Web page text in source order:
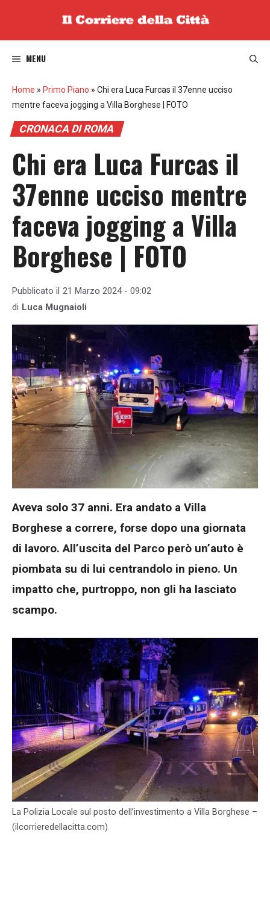
MENU
Home » Primo Piano » Chi era Luca Furcas il 37enne ucciso
mentre faceva jogging a Villa Borghese | FOTO
CRONACA DI ROMA
Chi era Luca Furcas il
37enne ucciso mentre
faceva jogging a Villa
Borghese | FOTO
Pubblicato il 21 Marzo 2024 - 09:02
di Luca Mugnaioli
Aveva solo 37 anni. Era andato a Villa
Borghese a correre, forse dopo una giornata
di lavoro. All’uscita del Parco però un’auto è
piombata su di lui centrandolo in pieno. Un
impatto che, purtroppo, non gli ha lasciato
scampo.
La Polizia Locale sul posto dell’investimento a Villa Borghese –
(ilcorrieredellacitta.com)